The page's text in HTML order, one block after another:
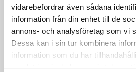
vidarebefordrar även sådana
information från din enhet till de
annons- och analysföretag som vi
Dessa kan i sin tur kombinera
information som du har